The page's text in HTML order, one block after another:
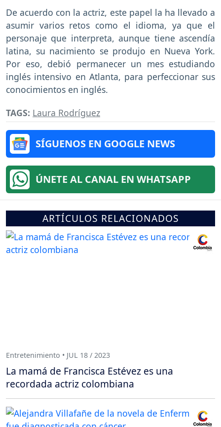
De acuerdo con la actriz, este papel la ha llevado a
asumir varios retos como el idioma, ya que el
personaje que interpreta, aunque tiene ascendía
latina, su nacimiento se produjo en Nueva York.
Por eso, debió permanecer un mes estudiando
inglés intensivo en Atlanta, para perfeccionar sus
conocimientos en inglés.
TAGS: Laura Rodríguez
SÍGUENOS EN GOOGLE NEWS
ÚNETE AL CANAL EN WHATSAPP
ARTÍCULOS RELACIONADOS
Entretenimiento • JUL 18 / 2023
La mamá de Francisca Estévez es una
recordada actriz colombiana